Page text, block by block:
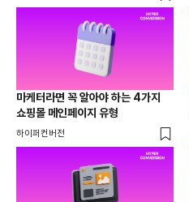
마케터라면 꼭 알아야 하는 4가지
쇼핑몰 메인페이지 유형
하이퍼컨버전